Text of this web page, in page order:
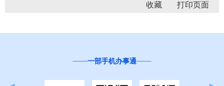
收藏
一部手机办事通